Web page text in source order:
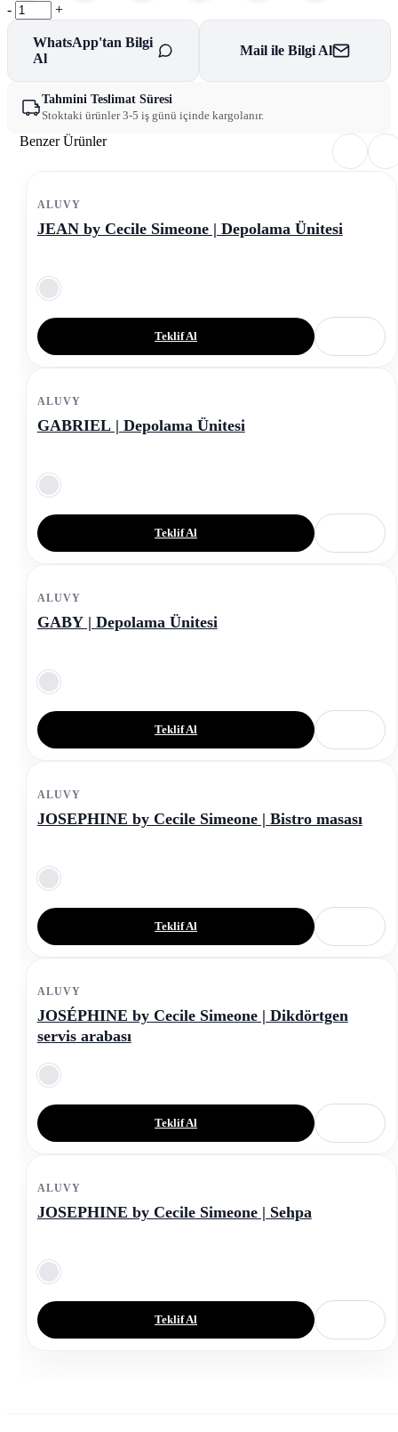
- +
WhatsApp'tan Bilgi
Al
Mail ile Bilgi Al
Tahmini Teslimat Süresi
Stoktaki ürünler 3-5 iş günü içinde kargolanır.
Benzer Ürünler
ALUVY
JEAN by Cecile Simeone | Depolama Ünitesi
Teklif Al
ALUVY
GABRIEL | Depolama Ünitesi
Teklif Al
ALUVY
GABY | Depolama Ünitesi
Teklif Al
ALUVY
JOSEPHINE by Cecile Simeone | Bistro masası
Teklif Al
ALUVY
JOSÉPHINE by Cecile Simeone | Dikdörtgen
servis arabası
Teklif Al
ALUVY
JOSEPHINE by Cecile Simeone | Sehpa
Teklif Al